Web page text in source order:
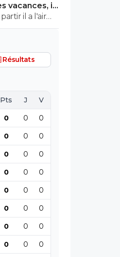
vacances, il
il a l'air
on a pu lire
Résultats
Pts J V
0 0 0
0 0 0
0 0 0
0 0 0
0 0 0
0 0 0
0 0 0
0 0 0